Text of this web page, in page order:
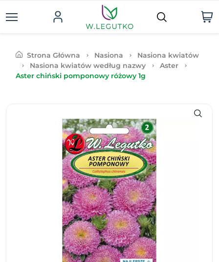
Strona Główna Nasiona
Nasiona kwiatów
Nasiona kwiatów według nazwy
Aster
Aster chiński pomponowy różowy 1g